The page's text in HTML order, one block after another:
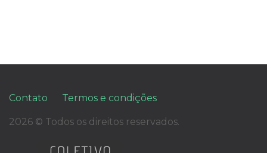
Contato Termos e condições
2026 © Todos os direitos reservados.